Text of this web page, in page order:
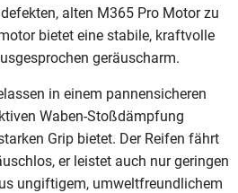
alten M365 Pro Motor zu
bietet eine stabile, kraftvolle
geräuscharm.
in einem pannensicheren
Waben-Stoßdämpfung
Grip bietet. Der Reifen fährt
er leistet auch nur geringen
ungiftigem, umweltfreundlichem